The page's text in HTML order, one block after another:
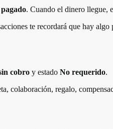
. Cuando el dinero llegue,
te recordará que hay
cobro y estado No requerido.
colaboración, regalo,